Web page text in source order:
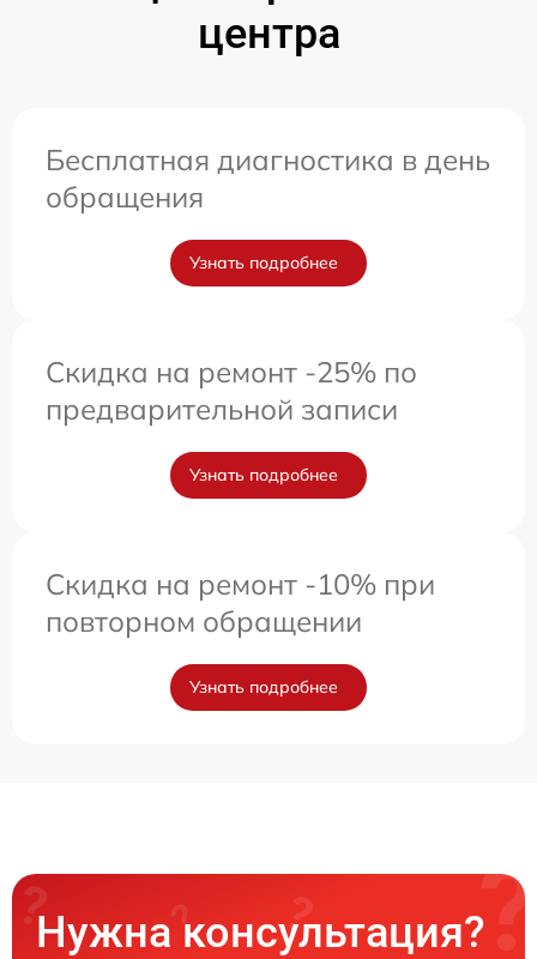
центра
Бесплатная диагностика в день
обращения
Узнать подробнее
Скидка на ремонт -25% по
предварительной записи
Узнать подробнее
Скидка на ремонт -10% при
повторном обращении
Узнать подробнее
Нужна консультация?